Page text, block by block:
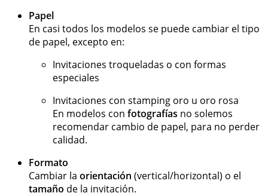
Papel
En casi todos los modelos se puede cambiar el tipo
de papel, excepto en:
Invitaciones troqueladas o con formas
especiales
Invitaciones con stamping oro u oro rosa
En modelos con fotografías no solemos
recomendar cambio de papel, para no perder
calidad.
Formato
Cambiar la orientación (vertical/horizontal) o el
tamaño de la invitación.